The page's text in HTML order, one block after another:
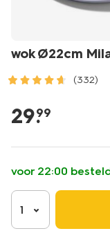
wok Ø22cm
(332)
tafelen/koken/
22cm-
80190042.html
29.
99
voor 22:00
1